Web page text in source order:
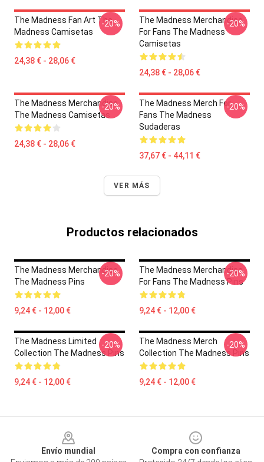
The Madness Fan Art The
Madness Camisetas
24,38 € - 28,06 €
-20%
The Madness Merchandise
For Fans The Madness
Camisetas
24,38 € - 28,06 €
-20%
The Madness Merchandise
The Madness Camisetas
24,38 € - 28,06 €
-20%
The Madness Merch For
Fans The Madness
Sudaderas
37,67 € - 44,11 €
-20%
VER MÁS
Productos relacionados
The Madness Merchandise
The Madness Pins
9,24 € - 12,00 €
-20%
The Madness Merchandise
For Fans The Madness Pins
9,24 € - 12,00 €
-20%
The Madness Limited
Collection The Madness Pins
9,24 € - 12,00 €
-20%
The Madness Merch
Collection The Madness Pins
9,24 € - 12,00 €
-20%
Envío mundial
Compra con confianza